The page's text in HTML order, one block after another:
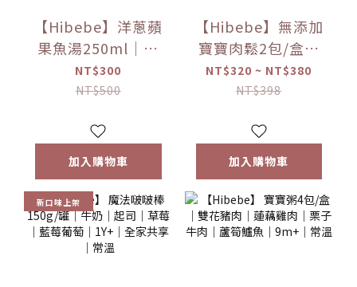
【Hibebe】洋蔥蘋
果魚湯250ml｜虱
目魚湯｜2包/盒｜
全家共享｜6m+｜
NT$300
NT$500
加入購物車
【Hibebe】無添加
寶寶肉鬆2包/盒｜
豬肉鬆｜雞肉鬆｜
魚肉鬆｜10m+｜常
NT$320 ~ NT$380
NT$398
加入購物車
新口味上架